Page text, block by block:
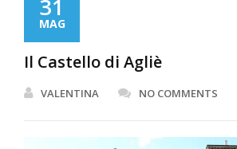
31
MAG
Il Castello di Agliè
VALENTINA NO COMMENTS